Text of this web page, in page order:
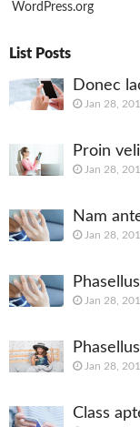
WordPress.org
List Posts
Donec
Jan 28,
Proin
posuere
Jan 28,
Nam
Jan 28,
augue
Jan 28,
Jan 28,
Class